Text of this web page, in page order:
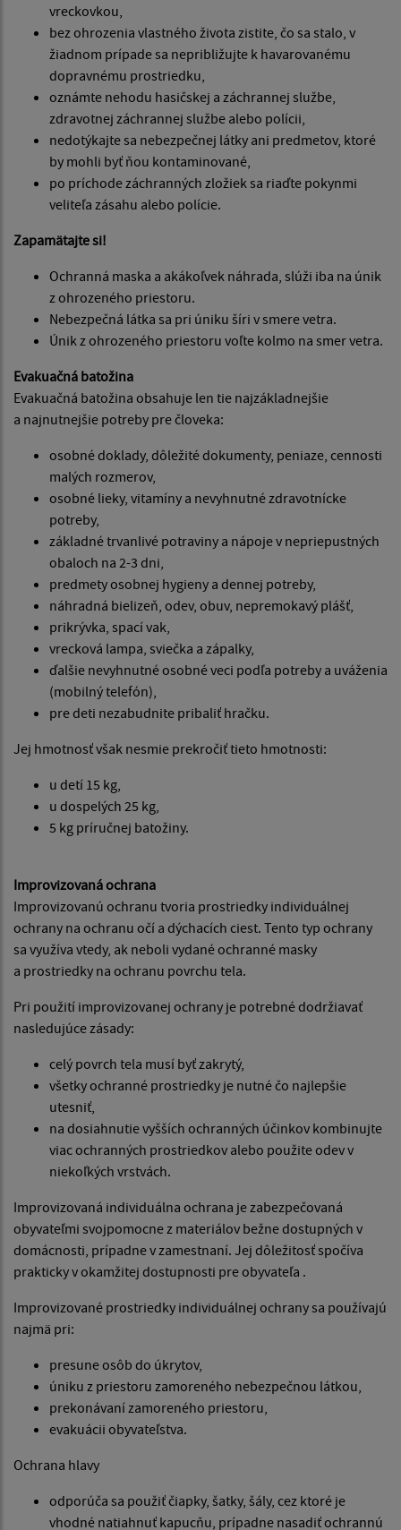
vreckovkou,
bez ohrozenia vlastného života zistite, čo sa stalo, v
žiadnom prípade sa nepribližujte k havarovanému
dopravnému prostriedku,
oznámte nehodu hasičskej a záchrannej službe,
zdravotnej záchrannej službe alebo polícii,
nedotýkajte sa nebezpečnej látky ani predmetov, ktoré
by mohli byť ňou kontaminované,
po príchode záchranných zložiek sa riaďte pokynmi
veliteľa zásahu alebo polície.
Zapamätajte si!
Ochranná maska a akákoľvek náhrada, slúži iba na únik
z ohrozeného priestoru.
Nebezpečná látka sa pri úniku šíri v smere vetra.
Únik z ohrozeného priestoru voľte kolmo na smer vetra.
Evakuačná batožina
Evakuačná batožina obsahuje len tie najzákladnejšie
a najnutnejšie potreby pre človeka:
osobné doklady, dôležité dokumenty, peniaze, cennosti
malých rozmerov,
osobné lieky, vitamíny a nevyhnutné zdravotnícke
potreby,
základné trvanlivé potraviny a nápoje v nepriepustných
obaloch na 2-3 dni,
predmety osobnej hygieny a dennej potreby,
náhradná bielizeň, odev, obuv, nepremokavý plášť,
prikrývka, spací vak,
vrecková lampa, sviečka a zápalky,
ďalšie nevyhnutné osobné veci podľa potreby a uváženia
(mobilný telefón),
pre deti nezabudnite pribaliť hračku.
Jej hmotnosť však nesmie prekročiť tieto hmotnosti:
u detí 15 kg,
u dospelých 25 kg,
5 kg príručnej batožiny.
Improvizovaná ochrana
Improvizovanú ochranu tvoria prostriedky individuálnej
ochrany na ochranu očí a dýchacích ciest. Tento typ ochrany
sa využíva vtedy, ak neboli vydané ochranné masky
a prostriedky na ochranu povrchu tela.
Pri použití improvizovanej ochrany je potrebné dodržiavať
nasledujúce zásady:
celý povrch tela musí byť zakrytý,
všetky ochranné prostriedky je nutné čo najlepšie
utesniť,
na dosiahnutie vyšších ochranných účinkov kombinujte
viac ochranných prostriedkov alebo použite odev v
niekoľkých vrstvách.
Improvizovaná individuálna ochrana je zabezpečovaná
obyvateľmi svojpomocne z materiálov bežne dostupných v
domácnosti, prípadne v zamestnaní. Jej dôležitosť spočíva
prakticky v okamžitej dostupnosti pre obyvateľa .
Improvizované prostriedky individuálnej ochrany sa používajú
najmä pri:
presune osôb do úkrytov,
úniku z priestoru zamoreného nebezpečnou látkou,
prekonávaní zamoreného priestoru,
evakuácii obyvateľstva.
Ochrana hlavy
odporúča sa použiť čiapky, šatky, šály, cez ktoré je
vhodné natiahnuť kapucňu, prípadne nasadiť ochrannú